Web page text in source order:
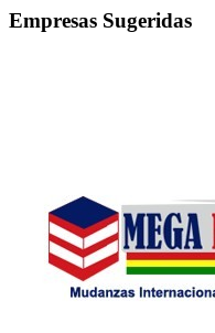
Empresas Sugeridas